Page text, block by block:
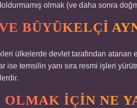
olmak (ve daha sonra
BÜYÜKELÇI
ülkelerde devlet tarafından
ise temsilin yanı sıra resmi işleri
IÇIN NE